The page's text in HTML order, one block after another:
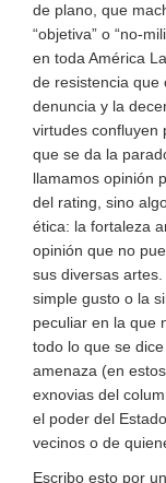
de plano, que
“objetiva” o “no-
en toda América
de resistencia que
denuncia y la
virtudes confluyen
que se da la
llamamos opinión
del rating, sino
ética: la fortaleza
opinión que no
sus diversas
simple gusto o la
peculiar en la que
todo lo que se
amenaza (en
exnovias del
el poder del
vecinos o de
Escribo esto por